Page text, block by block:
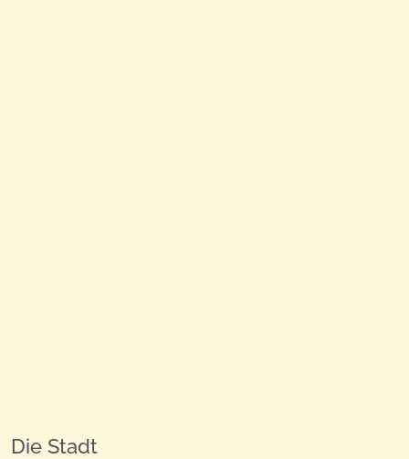
Die Stadt